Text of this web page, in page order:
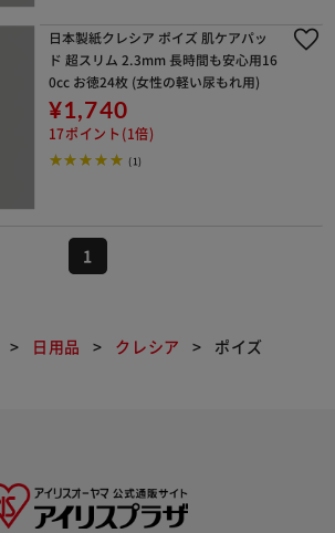
日本製紙クレシア ポイズ 肌ケアパッ
ド 超スリム 2.3mm 長時間も安心用16
0cc お徳24枚 (女性の軽い尿もれ用)
¥1,740
17ポイント(1倍)
(1)
1
日用品 クレシア ポイズ